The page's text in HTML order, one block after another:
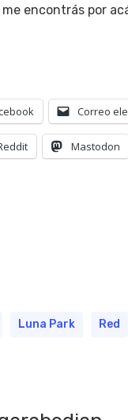
encontrás por
Correo
Mastodon
Luna Park Red